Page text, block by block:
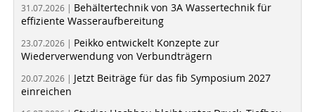
31.07.2026 | Behältertechnik von 3A Wassertechnik für
effiziente Wasseraufbereitung
23.07.2026 | Peikko entwickelt Konzepte zur
Wiederverwendung von Verbundträgern
20.07.2026 | Jetzt Beiträge für das fib Symposium 2027
einreichen